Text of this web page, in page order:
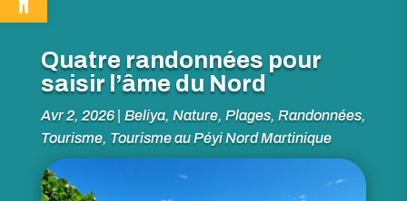
Quatre randonnées pour
saisir l’âme du Nord
Avr 2, 2026 Beliya, Nature,Plages,Randonnées,
Tourisme, Tourisme au Péyi Nord Martinique